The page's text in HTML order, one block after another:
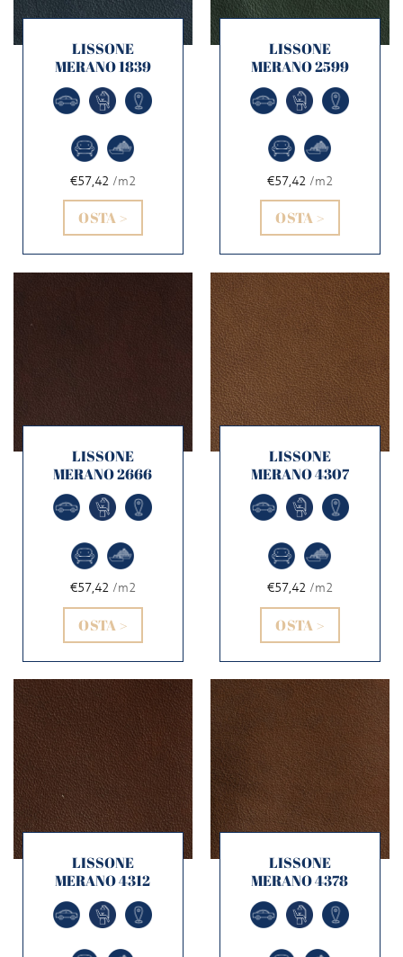
LISSONE
MERANO 1839
€57,42 /m2
OSTA >
LISSONE
MERANO 2599
€57,42 /m2
OSTA >
LISSONE
MERANO 2666
€57,42 /m2
OSTA >
LISSONE
MERANO 4307
€57,42 /m2
OSTA >
LISSONE
MERANO 4312
LISSONE
MERANO 4378